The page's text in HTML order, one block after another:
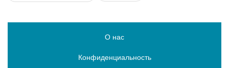
О нас
Конфиденциальность